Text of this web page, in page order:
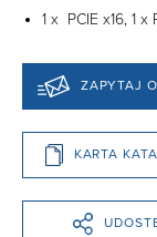
1 x PCIE x16, 1 x
ZAPYTAJ
KARTA